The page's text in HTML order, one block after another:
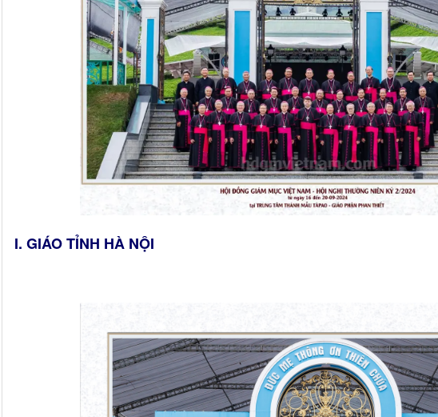
I. GIÁO TỈNH HÀ NỘI